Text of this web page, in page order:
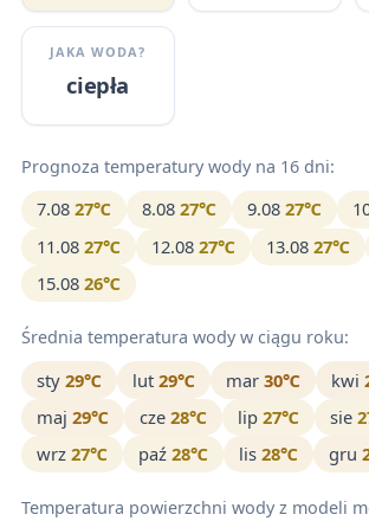
JAKA WODA?
ciepła
Prognoza temperatury wody na 16 dni:
7.08 27℃ 8.08 27℃ 9.08 27℃
11.08 27℃ 12.08 27℃ 13.08 27℃
15.08 26℃
Średnia temperatura wody w ciągu roku:
sty 29℃ lut 29℃ mar 30℃ kwi
maj 29℃ cze 28℃ lip 27℃ sie
wrz 27℃ paź 28℃ lis 28℃ gru
Temperatura powierzchni wody z modeli